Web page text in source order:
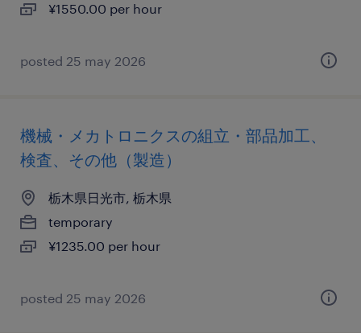
¥1550.00 per hour
posted 25 may 2026
機械・メカトロニクスの組立・部品加工、
検査、その他（製造）
栃木県日光市, 栃木県
temporary
¥1235.00 per hour
posted 25 may 2026